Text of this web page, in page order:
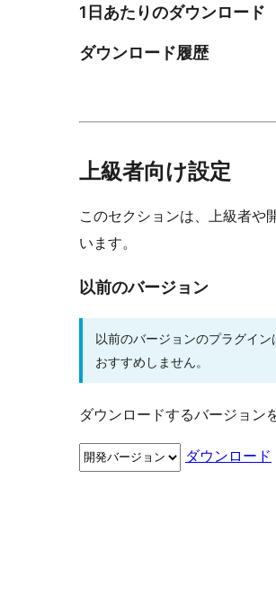
1日あたりのダウンロード
ダウンロード履歴
上級者向け設定
このセクションは、上級者や
います。
以前のバージョン
以前のバージョンのプラグイ
おすすめしません。
ダウンロードするバージョン
ダウンロード